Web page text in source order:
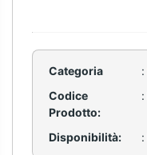
Categoria :
Codice
Prodotto:
:
Disponibilità: :